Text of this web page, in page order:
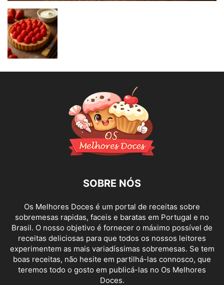
SOBRE NÓS
Os Melhores Doces é um portal de receitas sobre
sobremesas rapidas, faceis e baratas em Portugal e no
Brasil. O nosso objetivo é fornecer o máximo possível de
receitas deliciosas para que todos os nossos leitores
experimentem as mais variadíssimas sobremesas. Se tem
boas receitas, não hesite em partilhá-las connosco, que
teremos todo o gosto em publicá-las no Os Melhores
Doces.